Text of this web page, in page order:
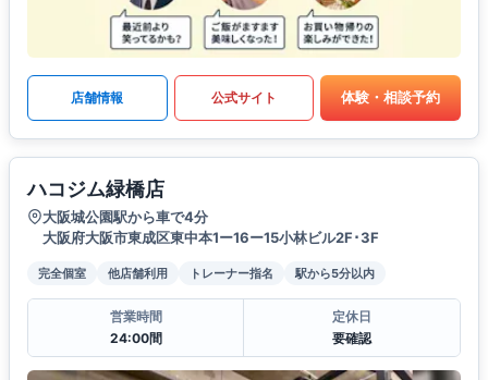
店舗情報 公式サイト 体験・相談予約
ハコジム緑橋店
大阪城公園駅から車で4分
大阪府大阪市東成区東中本1ー16ー15小林ビル2F･3F
完全個室 他店舗利用 トレーナー指名 駅から5分以内
営業時間
24:00間
定休日
要確認